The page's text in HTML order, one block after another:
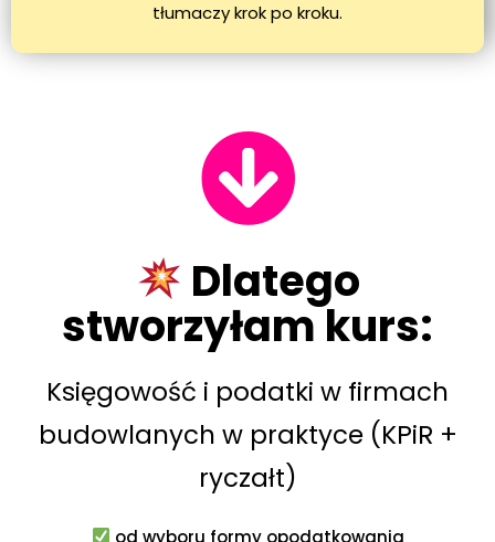
tłumaczy krok po kroku.
Dlatego
stworzyłam kurs:
Księgowość i podatki w firmach
budowlanych w praktyce (KPiR +
ryczałt)
od wyboru formy opodatkowania